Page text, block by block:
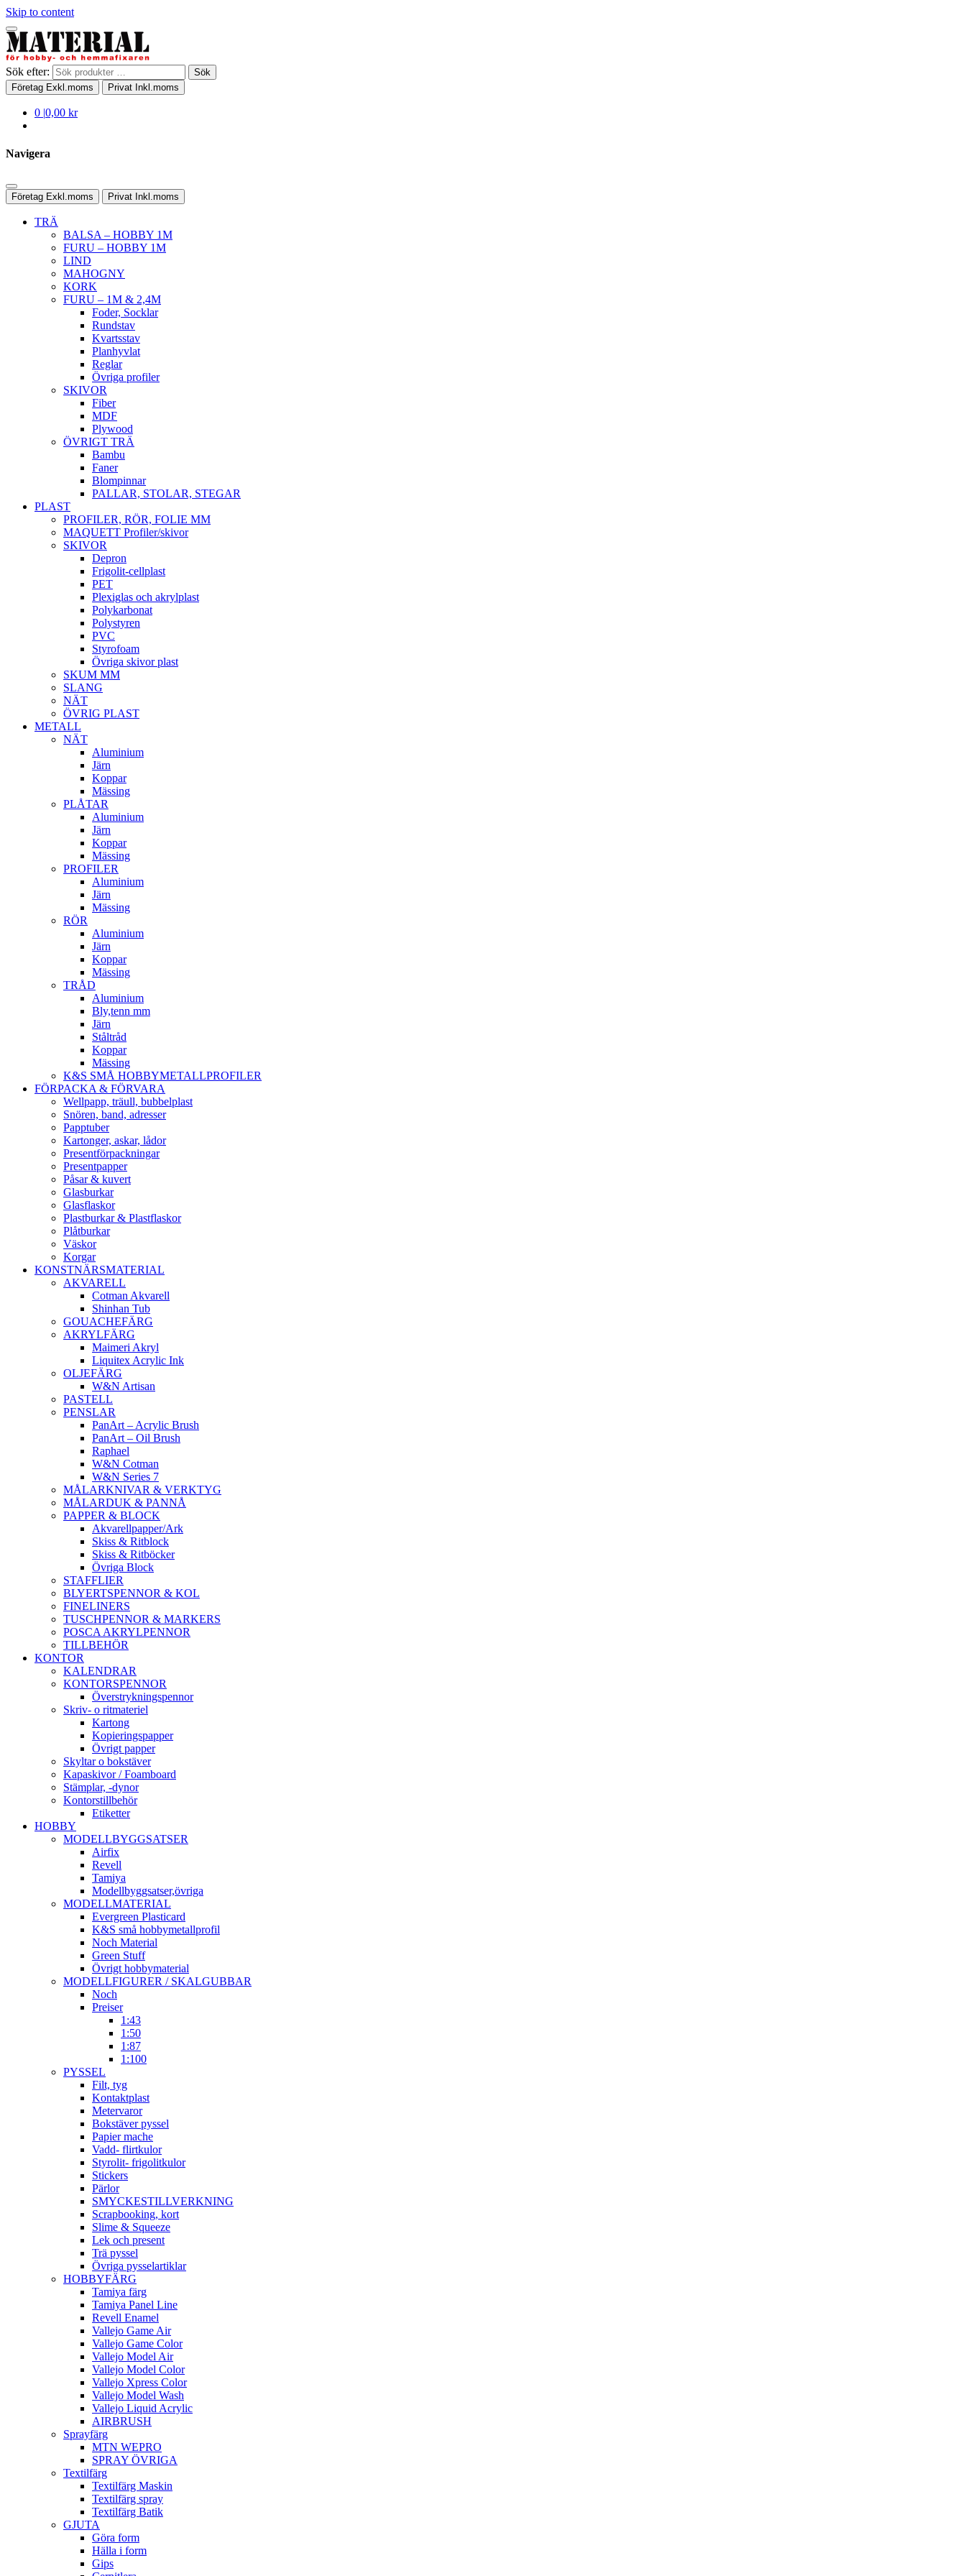
Skip to content
Sök efter:
Sök
Företag Exkl.moms Privat Inkl.moms
0 |0,00 kr
Navigera
Företag Exkl.moms Privat Inkl.moms
TRÄ
BALSA – HOBBY 1M
FURU – HOBBY 1M
LIND
MAHOGNY
KORK
FURU – 1M & 2,4M
Foder, Socklar
Rundstav
Kvartsstav
Planhyvlat
Reglar
Övriga profiler
SKIVOR
Fiber
MDF
Plywood
ÖVRIGT TRÄ
Bambu
Faner
Blompinnar
PALLAR, STOLAR, STEGAR
PLAST
PROFILER, RÖR, FOLIE MM
MAQUETT Profiler/skivor
SKIVOR
Depron
Frigolit-cellplast
PET
Plexiglas och akrylplast
Polykarbonat
Polystyren
PVC
Styrofoam
Övriga skivor plast
SKUM MM
SLANG
NÄT
ÖVRIG PLAST
METALL
NÄT
Aluminium
Järn
Koppar
Mässing
PLÅTAR
Aluminium
Järn
Koppar
Mässing
PROFILER
Aluminium
Järn
Mässing
RÖR
Aluminium
Järn
Koppar
Mässing
TRÅD
Aluminium
Bly,tenn mm
Järn
Ståltråd
Koppar
Mässing
K&S SMÅ HOBBYMETALLPROFILER
FÖRPACKA & FÖRVARA
Wellpapp, träull, bubbelplast
Snören, band, adresser
Papptuber
Kartonger, askar, lådor
Presentförpackningar
Presentpapper
Påsar & kuvert
Glasburkar
Glasflaskor
Plastburkar & Plastflaskor
Plåtburkar
Väskor
Korgar
KONSTNÄRSMATERIAL
AKVARELL
Cotman Akvarell
Shinhan Tub
GOUACHEFÄRG
AKRYLFÄRG
Maimeri Akryl
Liquitex Acrylic Ink
OLJEFÄRG
W&N Artisan
PASTELL
PENSLAR
PanArt – Acrylic Brush
PanArt – Oil Brush
Raphael
W&N Cotman
W&N Series 7
MÅLARKNIVAR & VERKTYG
MÅLARDUK & PANNÅ
PAPPER & BLOCK
Akvarellpapper/Ark
Skiss & Ritblock
Skiss & Ritböcker
Övriga Block
STAFFLIER
BLYERTSPENNOR & KOL
FINELINERS
TUSCHPENNOR & MARKERS
POSCA AKRYLPENNOR
TILLBEHÖR
KONTOR
KALENDRAR
KONTORSPENNOR
Överstrykningspennor
Skriv- o ritmateriel
Kartong
Kopieringspapper
Övrigt papper
Skyltar o bokstäver
Kapaskivor / Foamboard
Stämplar, -dynor
Kontorstillbehör
Etiketter
HOBBY
MODELLBYGGSATSER
Airfix
Revell
Tamiya
Modellbyggsatser,övriga
MODELLMATERIAL
Evergreen Plasticard
K&S små hobbymetallprofil
Noch Material
Green Stuff
Övrigt hobbymaterial
MODELLFIGURER / SKALGUBBAR
Noch
Preiser
1:43
1:50
1:87
1:100
PYSSEL
Filt, tyg
Kontaktplast
Metervaror
Bokstäver pyssel
Papier mache
Vadd- flirtkulor
Styrolit- frigolitkulor
Stickers
Pärlor
SMYCKESTILLVERKNING
Scrapbooking, kort
Slime & Squeeze
Lek och present
Trä pyssel
Övriga pysselartiklar
HOBBYFÄRG
Tamiya färg
Tamiya Panel Line
Revell Enamel
Vallejo Game Air
Vallejo Game Color
Vallejo Model Air
Vallejo Model Color
Vallejo Xpress Color
Vallejo Model Wash
Vallejo Liquid Acrylic
AIRBRUSH
Sprayfärg
MTN WEPRO
SPRAY ÖVRIGA
Textilfärg
Textilfärg Maskin
Textilfärg spray
Textilfärg Batik
GJUTA
Göra form
Hälla i form
Gips